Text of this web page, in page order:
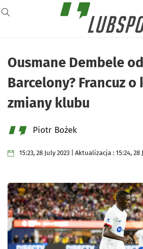
Ousmane Dembele
Barcelony? Francuz o
zmiany klubu
Piotr Bożek
15:23, 28 July 2023 | Aktualizacja : 15:24, 28